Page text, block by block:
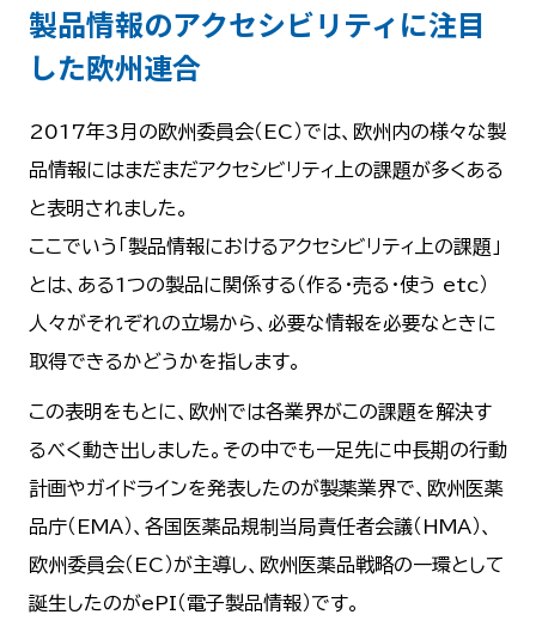
製品情報のアクセシビリティに注目
した欧州連合
2017年3月の欧州委員会（EC）では、欧州内の様々な製
品情報にはまだまだアクセシビリティ上の課題が多くある
と表明されました。
ここでいう「製品情報におけるアクセシビリティ上の課題」
とは、ある1つの製品に関係する（作る・売る・使う etc）
人々がそれぞれの立場から、必要な情報を必要なときに
取得できるかどうかを指します。
この表明をもとに、欧州では各業界がこの課題を解決す
るべく動き出しました。その中でも一足先に中長期の行動
計画やガイドラインを発表したのが製薬業界で、欧州医薬
品庁（EMA）、各国医薬品規制当局責任者会議（HMA）、
欧州委員会（EC）が主導し、欧州医薬品戦略の一環として
誕生したのがePI（電子製品情報）です。